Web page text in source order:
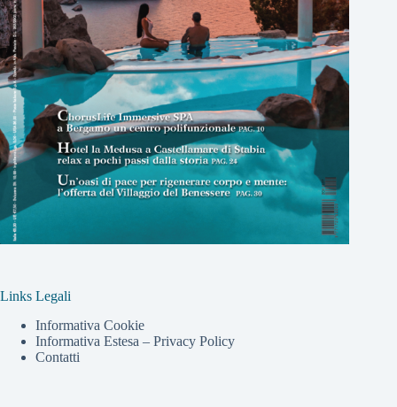
Links Legali
Informativa Cookie
Informativa Estesa – Privacy Policy
Contatti